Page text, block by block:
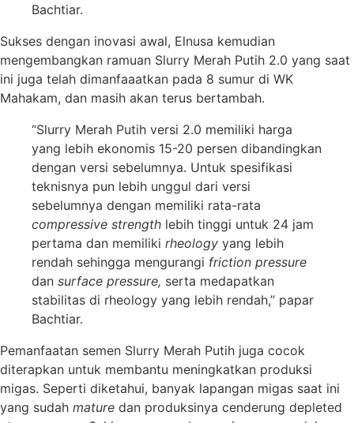
Bachtiar.
Sukses dengan inovasi awal, Elnusa kemudian
mengembangkan ramuan Slurry Merah Putih 2.0 yang saat
ini juga telah dimanfaaatkan pada 8 sumur di WK
Mahakam, dan masih akan terus bertambah.
“Slurry Merah Putih versi 2.0 memiliki harga
yang lebih ekonomis 15-20 persen dibandingkan
dengan versi sebelumnya. Untuk spesifikasi
teknisnya pun lebih unggul dari versi
sebelumnya dengan memiliki rata-rata
compressive strength lebih tinggi untuk 24 jam
pertama dan memiliki rheology yang lebih
rendah sehingga mengurangi friction pressure
dan surface pressure, serta medapatkan
stabilitas di rheology yang lebih rendah,” papar
Bachtiar.
Pemanfaatan semen Slurry Merah Putih juga cocok
diterapkan untuk membantu meningkatkan produksi
migas. Seperti diketahui, banyak lapangan migas saat ini
yang sudah mature dan produksinya cenderung depleted